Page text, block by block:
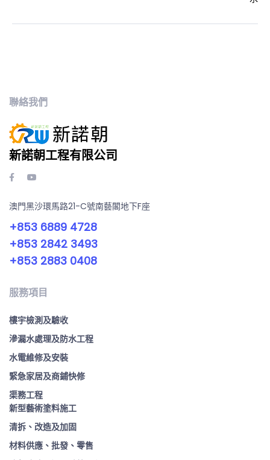
聯絡我們
新諾朝工程有限公司
澳門黑沙環馬路21-C號南藝閣地下F座
+853 6889 4728
+853 2842 3493
+853 2883 0408
服務項目
樓宇檢測及驗收
滲漏水處理及防水工程
水電維修及安裝
緊急家居及商鋪快修
渠務工程
新型藝術塗料施工
清拆、改造及加固
材料供應、批發、零售